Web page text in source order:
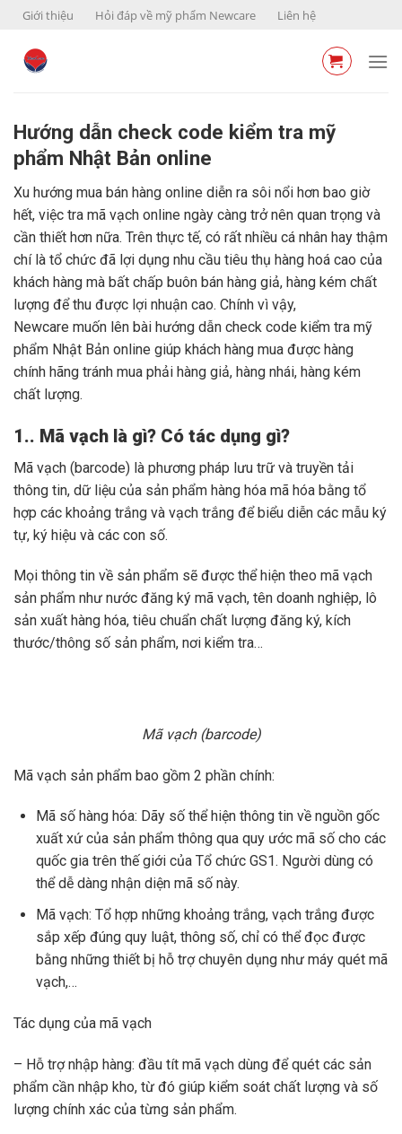
Skip
content
Giới thiệu Hỏi đáp về mỹ phẩm Newcare Liên hệ
Hướng dẫn check code kiểm tra mỹ
phẩm Nhật Bản online
Xu hướng mua bán hàng online diễn ra sôi nổi hơn bao giờ
hết, việc tra mã vạch online ngày càng trở nên quan trọng và
cần thiết hơn nữa. Trên thực tế, có rất nhiều cá nhân hay thậm
chí là tổ chức đã lợi dụng nhu cầu tiêu thụ hàng hoá cao của
khách hàng mà bất chấp buôn bán hàng giả, hàng kém chất
lượng để thu được lợi nhuận cao. Chính vì vậy,
Newcare muốn lên bài hướng dẫn check code kiểm tra mỹ
phẩm Nhật Bản online giúp khách hàng mua được hàng
chính hãng tránh mua phải hàng giả, hàng nhái, hàng kém
chất lượng.
1.. Mã vạch là gì? Có tác dụng gì?
Mã vạch (barcode) là phương pháp lưu trữ và truyền tải
thông tin, dữ liệu của sản phẩm hàng hóa mã hóa bằng tổ
hợp các khoảng trắng và vạch trắng để biểu diễn các mẫu ký
tự, ký hiệu và các con số.
Mọi thông tin về sản phẩm sẽ được thể hiện theo mã vạch
sản phẩm như nước đăng ký mã vạch, tên doanh nghiệp, lô
sản xuất hàng hóa, tiêu chuẩn chất lượng đăng ký, kích
thước/thông số sản phẩm, nơi kiểm tra…
Mã vạch (barcode)
Mã vạch sản phẩm bao gồm 2 phần chính:
Mã số hàng hóa: Dãy số thể hiện thông tin về nguồn gốc
xuất xứ của sản phẩm thông qua quy ước mã số cho các
quốc gia trên thế giới của Tổ chức GS1. Người dùng có
thể dễ dàng nhận diện mã số này.
Mã vạch: Tổ hợp những khoảng trắng, vạch trắng được
sắp xếp đúng quy luật, thông số, chỉ có thể đọc được
bằng những thiết bị hỗ trợ chuyên dụng như máy quét mã
vạch,…
Tác dụng của mã vạch
– Hỗ trợ nhập hàng: đầu tít mã vạch dùng để quét các sản
phẩm cần nhập kho, từ đó giúp kiểm soát chất lượng và số
lượng chính xác của từng sản phẩm.